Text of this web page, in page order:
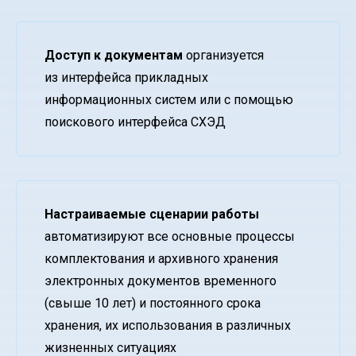
Доступ к документам организуется
из интерфейса прикладных
информационных систем или с помощью
поискового интерфейса СХЭД
Настраиваемые сценарии работы
автоматизируют все основные процессы
комплектования и архивного хранения
электронных документов временного
(свыше 10 лет) и постоянного срока
хранения, их использования в различных
жизненных ситуациях